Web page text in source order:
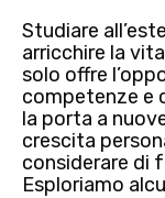
Studiare
arricchire la
solo offre
competenze e
la porta a
crescita
considerare di
Esploriamo